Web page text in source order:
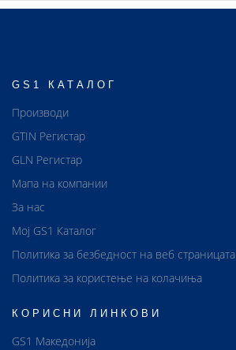
GS1 КАТАЛОГ
Производи
GTIN Регистар
GLN Регистар
Мапа на компании
За нас
Мој GS1 Каталог
Политика за безбедност на веб страницата
Политика за користење на колачиња
КОРИСНИ ЛИНКОВИ
GS1 Македонија